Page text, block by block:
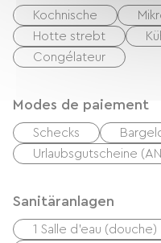
Kochnische
Hotte strebt
Congélateur
Modes de paiement
Schecks
Urlaubsgutscheine
Sanitäranlagen
1 Salle d'eau (douche)